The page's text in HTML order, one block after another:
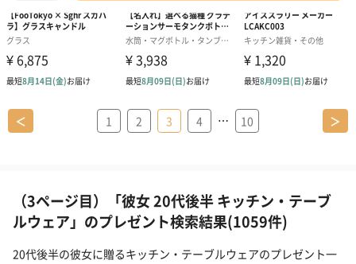
＜ 1 2 3 4 … 10 ＞
（3ページ目）「彼女 20代後半 キッチン・テーブ
ルウェア」のプレゼント検索結果(1059件)
20代後半の彼女に贈るキッチン・テーブルウェアのプレゼント一